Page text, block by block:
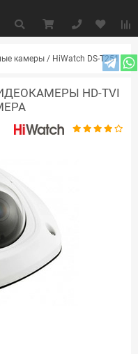
камеры / HiWatch DS-T251
HD-TVI